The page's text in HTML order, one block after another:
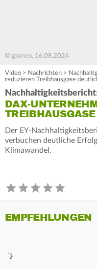
© glomex, 16.08.2024
Video > Nachrichten >
reduzieren Treibhausgase
DAX-
Der EY-
verbuchen deutliche
Klimawandel.
EMPFEHLUNGEN